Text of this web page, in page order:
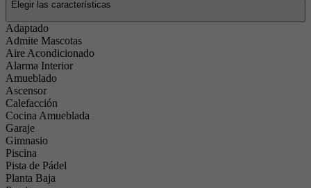
Elegir las características
Adaptado
Admite Mascotas
Aire Acondicionado
Alarma Interior
Amueblado
Ascensor
Calefacción
Cocina Amueblada
Garaje
Gimnasio
Piscina
Pista de Pádel
Planta Baja